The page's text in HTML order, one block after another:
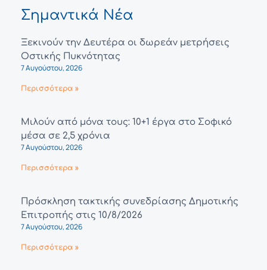
Σημαντικά Νέα
Ξεκινούν την Δευτέρα οι δωρεάν μετρήσεις
Οστικής Πυκνότητας
7 Αυγούστου, 2026
Περισσότερα »
Μιλούν από μόνα τους: 10+1 έργα στο Σοφικό
μέσα σε 2,5 χρόνια
7 Αυγούστου, 2026
Περισσότερα »
Πρόσκληση τακτικής συνεδρίασης Δημοτικής
Επιτροπής στις 10/8/2026
7 Αυγούστου, 2026
Περισσότερα »